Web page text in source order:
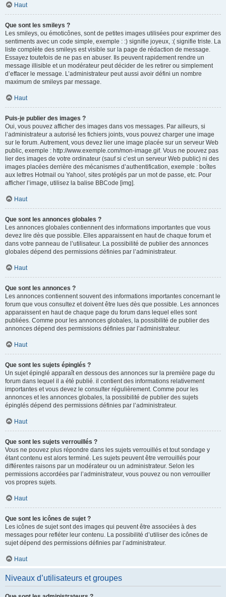
Haut
Que sont les smileys ?
Les smileys, ou émoticônes, sont de petites images utilisées pour exprimer des
sentiments avec un code simple, exemple : :) signifie joyeux, :( signifie triste. La
liste complète des smileys est visible sur la page de rédaction de message.
Essayez toutefois de ne pas en abuser. Ils peuvent rapidement rendre un
message illisible et un modérateur peut décider de les retirer ou simplement
d’effacer le message. L’administrateur peut aussi avoir défini un nombre
maximum de smileys par message.
Haut
Puis-je publier des images ?
Oui, vous pouvez afficher des images dans vos messages. Par ailleurs, si
l’administrateur a autorisé les fichiers joints, vous pouvez charger une image
sur le forum. Autrement, vous devez lier une image placée sur un serveur Web
public, exemple : http://www.exemple.com/mon-image.gif. Vous ne pouvez pas
lier des images de votre ordinateur (sauf si c’est un serveur Web public) ni des
images placées derrière des mécanismes d’authentification, exemple : boîtes
aux lettres Hotmail ou Yahoo!, sites protégés par un mot de passe, etc. Pour
afficher l’image, utilisez la balise BBCode [img].
Haut
Que sont les annonces globales ?
Les annonces globales contiennent des informations importantes que vous
devez lire dès que possible. Elles apparaissent en haut de chaque forum et
dans votre panneau de l’utilisateur. La possibilité de publier des annonces
globales dépend des permissions définies par l’administrateur.
Haut
Que sont les annonces ?
Les annonces contiennent souvent des informations importantes concernant le
forum que vous consultez et doivent être lues dès que possible. Les annonces
apparaissent en haut de chaque page du forum dans lequel elles sont
publiées. Comme pour les annonces globales, la possibilité de publier des
annonces dépend des permissions définies par l’administrateur.
Haut
Que sont les sujets épinglés ?
Un sujet épinglé apparaît en dessous des annonces sur la première page du
forum dans lequel il a été publié. il contient des informations relativement
importantes et vous devez le consulter régulièrement. Comme pour les
annonces et les annonces globales, la possibilité de publier des sujets
épinglés dépend des permissions définies par l’administrateur.
Haut
Que sont les sujets verrouillés ?
Vous ne pouvez plus répondre dans les sujets verrouillés et tout sondage y
étant contenu est alors terminé. Les sujets peuvent être verrouillés pour
différentes raisons par un modérateur ou un administrateur. Selon les
permissions accordées par l’administrateur, vous pouvez ou non verrouiller
vos propres sujets.
Haut
Que sont les icônes de sujet ?
Les icônes de sujet sont des images qui peuvent être associées à des
messages pour refléter leur contenu. La possibilité d’utiliser des icônes de
sujet dépend des permissions définies par l’administrateur.
Haut
Niveaux d’utilisateurs et groupes